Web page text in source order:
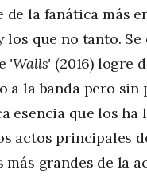
de la fanática más
los que no tanto. Se
'Walls' (2016) logre
a la banda pero sin
esencia que los ha
actos principales
más grandes de la